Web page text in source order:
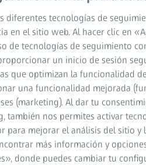
ACERCA DE ZEISS
ZEISS de un vistazo
Empleo
Sala de noticias
Compliance
diferentes tecnologías de
en el sitio web. Al hacer clic en
de tecnologías de seguimiento
un inicio de sesión
que optimizan la funcionalidad
una funcionalidad mejorada
(marketing). Al dar tu
también nos permites activar
para mejorar el análisis del sitio
más información y
donde puedes cambiar tu